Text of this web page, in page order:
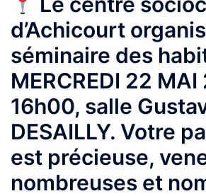
d’Achicourt
séminaire des
MERCREDI 22
16h00, salle
DESAILLY. Votre
est précieuse,
nombreuses et